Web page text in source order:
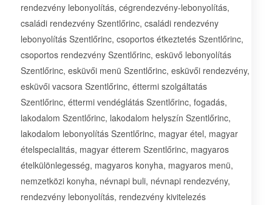
rendezvény lebonyolítás, cégrendezvény-lebonyolítás,
családi rendezvény Szentlőrinc, családi rendezvény
lebonyolítás Szentlőrinc, csoportos étkeztetés Szentlőrinc,
csoportos rendezvény Szentlőrinc, esküvő lebonyolítás
Szentlőrinc, esküvői menü Szentlőrinc, esküvői rendezvény,
esküvői vacsora Szentlőrinc, éttermi szolgáltatás
Szentlőrinc, éttermi vendéglátás Szentlőrinc, fogadás,
lakodalom Szentlőrinc, lakodalom helyszín Szentlőrinc,
lakodalom lebonyolítás Szentlőrinc, magyar étel, magyar
ételspecialitás, magyar étterem Szentlőrinc, magyaros
ételkülönlegesség, magyaros konyha, magyaros menü,
nemzetközi konyha, névnapi buli, névnapi rendezvény,
rendezvény lebonyolítás, rendezvény kivitelezés